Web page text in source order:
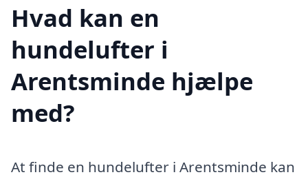
Hvad kan en
hundelufter i
Arentsminde hjælpe
med?
At finde en hundelufter i Arentsminde kan